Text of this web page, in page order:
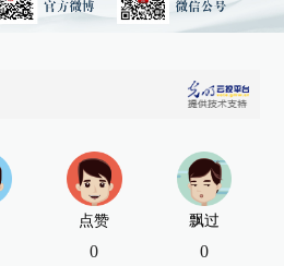
点赞
0
飘过
0